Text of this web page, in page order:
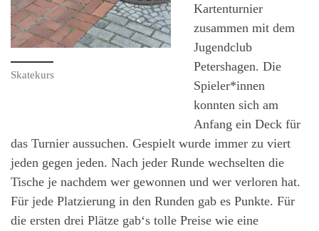
Skatekurs
Kartenturnier
zusammen mit dem
Jugendclub
Petershagen. Die
Spieler*innen
konnten sich am
Anfang ein Deck für
das Turnier aussuchen. Gespielt wurde immer zu viert
jeden gegen jeden. Nach jeder Runde wechselten die
Tische je nachdem wer gewonnen und wer verloren hat.
Für jede Platzierung in den Runden gab es Punkte. Für
die ersten drei Plätze gab‘s tolle Preise wie eine